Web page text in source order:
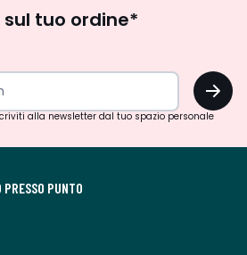
newsletter
sul tuo ordine*
OK
alla newsletter dal tuo spazio personale
PRESSO PUNTO